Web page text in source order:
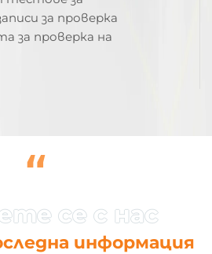
за проверка
за проверка на
“
информация